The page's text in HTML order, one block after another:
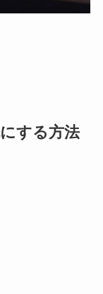
する方法